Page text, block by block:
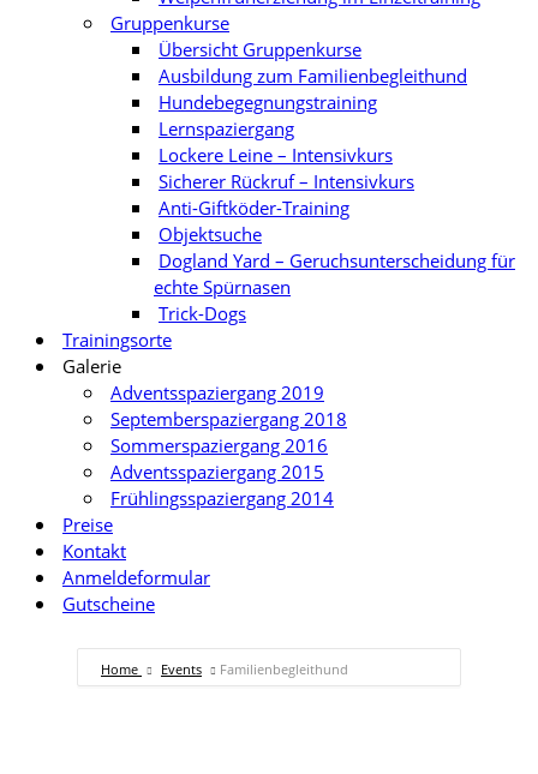
Gruppenkurse
Übersicht Gruppenkurse
Ausbildung zum Familienbegleithund
Hundebegegnungstraining
Lernspaziergang
Lockere Leine – Intensivkurs
Sicherer Rückruf – Intensivkurs
Anti-Giftköder-Training
Objektsuche
Dogland Yard – Geruchsunterscheidung für
echte Spürnasen
Trick-Dogs
Trainingsorte
Galerie
Adventsspaziergang 2019
Septemberspaziergang 2018
Sommerspaziergang 2016
Adventsspaziergang 2015
Frühlingsspaziergang 2014
Preise
Kontakt
Anmeldeformular
Gutscheine
Home Events Familienbegleithund